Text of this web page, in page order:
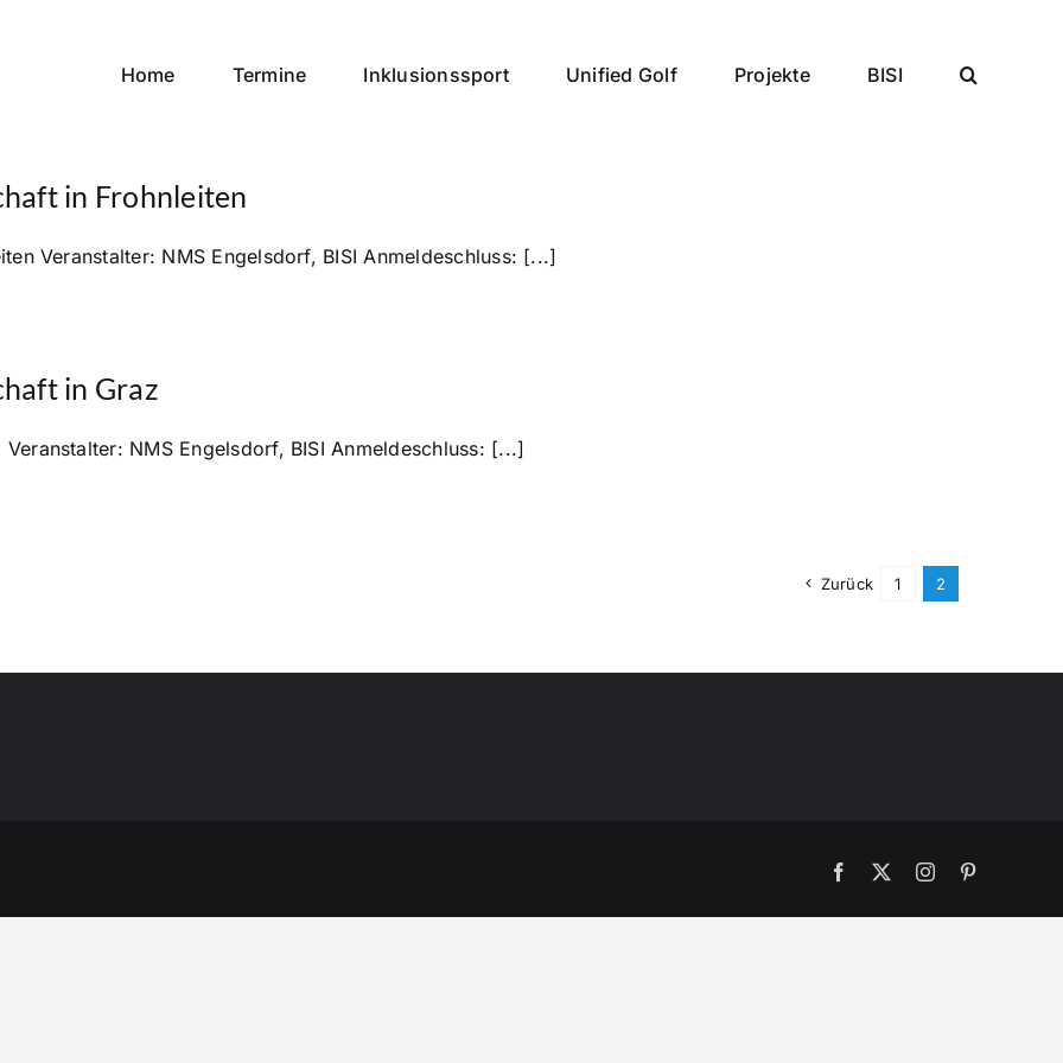
Home Termine Inklusionssport Unified Golf Projekte BISI
in Frohnleiten
Veranstalter: NMS Engelsdorf, BISI Anmeldeschluss: [...]
in Graz
NMS Engelsdorf, BISI Anmeldeschluss: [...]
Zurück 1 2
Facebook Instagram